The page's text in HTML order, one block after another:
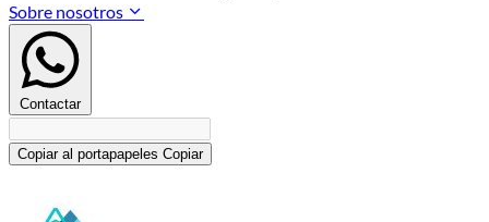
Sobre nosotros
Contactar
Copiar al portapapeles Copiar